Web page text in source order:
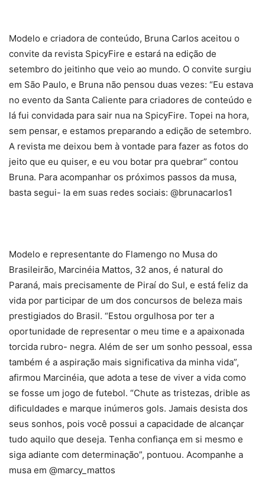
Modelo e criadora de conteúdo, Bruna Carlos aceitou o
convite da revista SpicyFire e estará na edição de
setembro do jeitinho que veio ao mundo. O convite surgiu
em São Paulo, e Bruna não pensou duas vezes: “Eu estava
no evento da Santa Caliente para criadores de conteúdo e
lá fui convidada para sair nua na SpicyFire. Topei na hora,
sem pensar, e estamos preparando a edição de setembro.
A revista me deixou bem à vontade para fazer as fotos do
jeito que eu quiser, e eu vou botar pra quebrar” contou
Bruna. Para acompanhar os próximos passos da musa,
basta segui- la em suas redes sociais: @brunacarlos1
Modelo e representante do Flamengo no Musa do
Brasileirão, Marcinéia Mattos, 32 anos, é natural do
Paraná, mais precisamente de Piraí do Sul, e está feliz da
vida por participar de um dos concursos de beleza mais
prestigiados do Brasil. “Estou orgulhosa por ter a
oportunidade de representar o meu time e a apaixonada
torcida rubro- negra. Além de ser um sonho pessoal, essa
também é a aspiração mais significativa da minha vida”,
afirmou Marcinéia, que adota a tese de viver a vida como
se fosse um jogo de futebol. “Chute as tristezas, drible as
dificuldades e marque inúmeros gols. Jamais desista dos
seus sonhos, pois você possui a capacidade de alcançar
tudo aquilo que deseja. Tenha confiança em si mesmo e
siga adiante com determinação”, pontuou. Acompanhe a
musa em @marcy_mattos